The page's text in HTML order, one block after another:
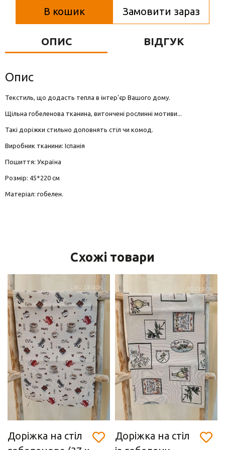
Вази для квітів
Фігурки та статуетки
В кошик Замовити зараз
ОПИС ВІДГУК
Опис
Текстиль, що додасть тепла в інтер'єр Вашого дому.
Щільна гобеленова тканина, витончені рослинні мотиви...
Такі доріжки стильно доповнять стіл чи комод.
Виробник тканини: Іспанія
Пошиття: Україна
Розмір: 45*220 см
Матеріал: гобелен.
Схожі товари
Доріжка на стіл
Доріжка на стіл